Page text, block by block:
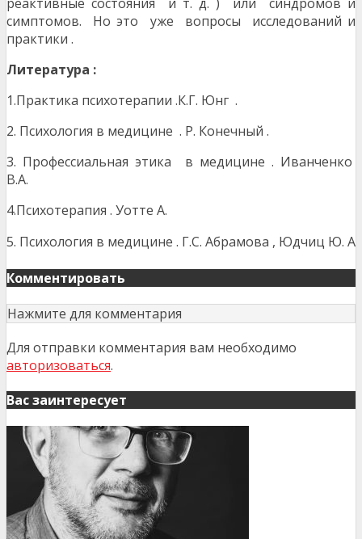
реактивные состояния и т. д. ) или синдромов и
симптомов. Но это уже вопросы исследований и
практики .
Литература :
1.Практика психотерапии .К.Г. Юнг .
2. Психология в медицине . Р. Конечный .
3. Профессиальная этика в медицине . Иванченко
В.А.
4.Психотерапия . Уотте А.
5. Психология в медицине . Г.С. Абрамова , Юдчиц Ю. А
Комментировать
Нажмите для комментария
Для отправки комментария вам необходимо
авторизоваться.
Вас заинтересует